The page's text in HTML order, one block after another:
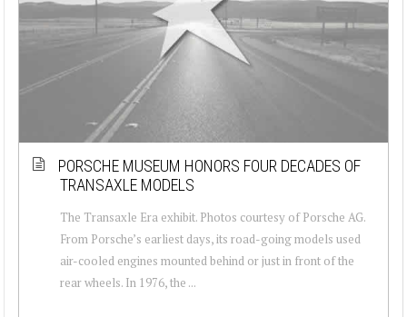
PORSCHE MUSEUM HONORS FOUR DECADES OF
TRANSAXLE MODELS
The Transaxle Era exhibit. Photos courtesy of Porsche AG.
From Porsche’s earliest days, its road-going models used
air-cooled engines mounted behind or just in front of the
rear wheels. In 1976, the ...